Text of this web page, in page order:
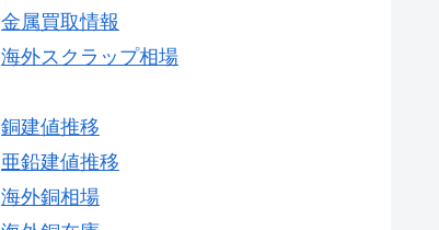
金属買取情報
海外スクラップ相場
銅建値推移
亜鉛建値推移
海外銅相場